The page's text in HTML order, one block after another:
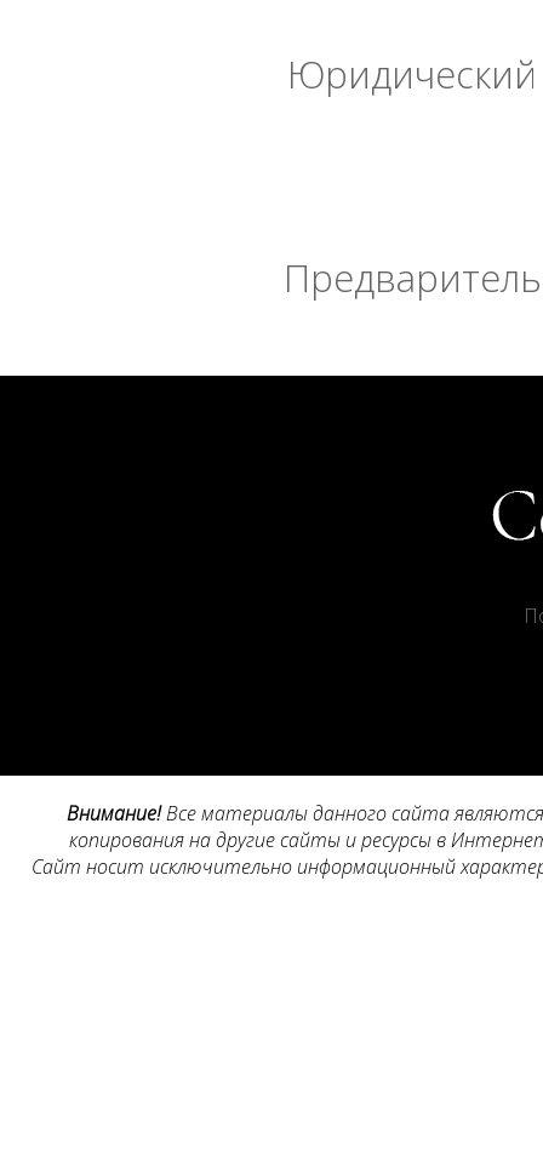
Внимание!Все материалы данного сайта
копирования на другие сайты и ресурсы в
Сайт носит исключительно информационный